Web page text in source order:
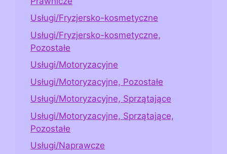
Usługi/Fryzjersko-kosmetyczne
Usługi/Fryzjersko-kosmetyczne,
Pozostałe
Usługi/Motoryzacyjne
Usługi/Motoryzacyjne, Pozostałe
Usługi/Motoryzacyjne, Sprzątające
Usługi/Motoryzacyjne, Sprzątające,
Pozostałe
Usługi/Naprawcze